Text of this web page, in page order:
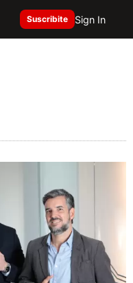
Suscribite Sign In